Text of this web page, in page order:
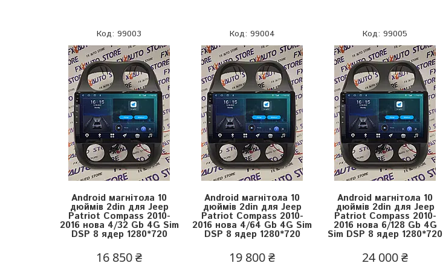
99003
Android магнітола 10
дюймів 2din для Jeep
Patriot Compass 2010-
2016 нова 4/32 Gb 4G Sim
DSP 8 ядер 1280*720
16 850 ₴
99004
Android магнітола 10
дюймів 2din для Jeep
Patriot Compass 2010-
2016 нова 4/64 Gb 4G Sim
DSP 8 ядер 1280*720
19 800 ₴
99005
Android магнітола 10
дюймів 2din для Jeep
Patriot Compass 2010-
2016 нова 6/128 Gb 4G
Sim DSP 8 ядер 1280*720
24 000 ₴